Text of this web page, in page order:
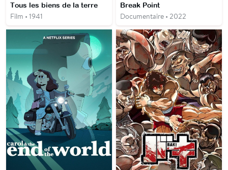
Tous les biens de la terre
Film • 1941
Break Point
Documentaire • 2022